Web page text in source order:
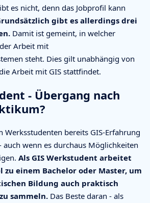
es nicht, denn das Jobprofil kann
gibt es allerdings drei
Damit ist gemeint, in welcher
Arbeit mit
steht. Dies gilt unabhängig von
Arbeit mit GIS stattfindet.
- Übergang nach
Werksstudenten bereits GIS-Erfahrung
wenn es durchaus Möglichkeiten
Als GIS Werkstudent arbeitet
einem Bachelor oder Master, um
Bildung auch praktisch
sammeln. Das Beste daran - als